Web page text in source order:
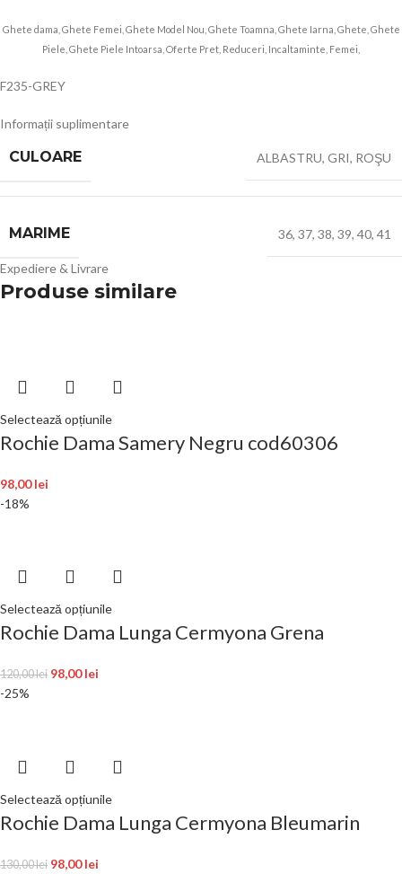
Ghete dama, Ghete Femei, Ghete Model Nou, Ghete Toamna, Ghete Iarna, Ghete, Ghete
Piele, Ghete Piele Intoarsa, Oferte Pret, Reduceri, Incaltaminte, Femei,
F235-GREY
Informații suplimentare
CULOARE ALBASTRU, GRI, ROŞU
MARIME 36, 37, 38, 39, 40, 41
Expediere & Livrare
Produse similare
Selectează opțiunile
Rochie Dama Samery Negru cod60306
98,00lei
-18%
Selectează opțiunile
Rochie Dama Lunga Cermyona Grena
120,00lei 98,00lei
-25%
Selectează opțiunile
Rochie Dama Lunga Cermyona Bleumarin
130,00lei 98,00lei